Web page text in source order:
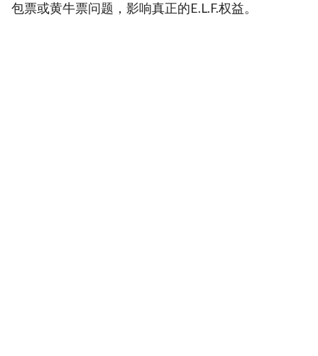
包票或黄牛票问题，影响真正的E.L.F.权益。